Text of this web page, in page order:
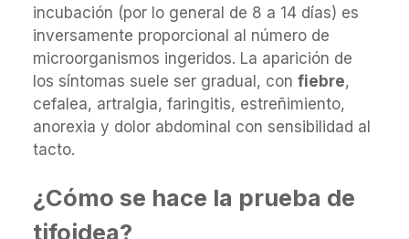
incubación (por lo general de 8 a 14 días) es
inversamente proporcional al número de
microorganismos ingeridos. La aparición de
los síntomas suele ser gradual, con fiebre,
cefalea, artralgia, faringitis, estreñimiento,
anorexia y dolor abdominal con sensibilidad al
tacto.
¿Cómo se hace la prueba de
tifoidea?